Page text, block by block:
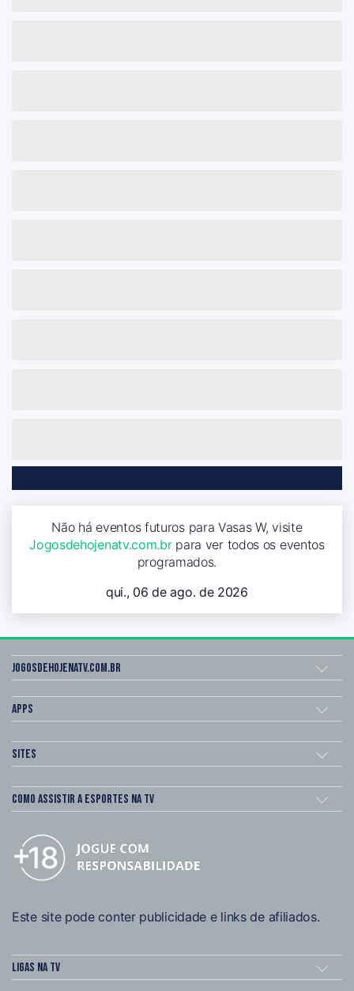
Não há eventos futuros para Vasas W, visite
Jogosdehojenatv.com.brpara ver todos os eventos
programados.
qui., 06 de ago. de 2026
Jogosdehojenatv.com.br
Apps
Sites
Como assistir a esportes na TV
Este site pode conter publicidade e links de afiliados.
Ligas na TV